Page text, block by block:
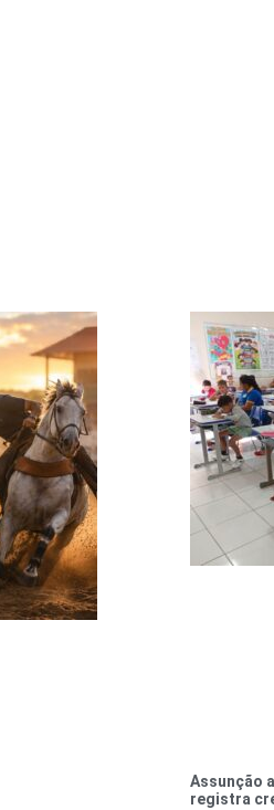
Assunção
registra